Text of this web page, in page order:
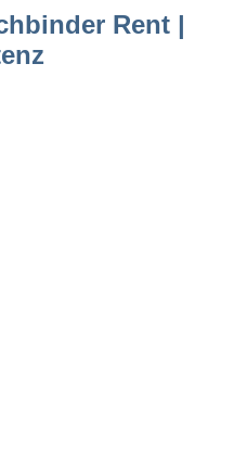
Rent |